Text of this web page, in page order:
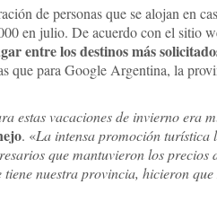
de personas que se alojan en
en julio. De acuerdo con el sitio
entre los destinos más
que para Google Argentina, la
estas vacaciones de invierno era
. «La intensa promoción turística
que mantuvieron los
tiene nuestra provincia, hicieron